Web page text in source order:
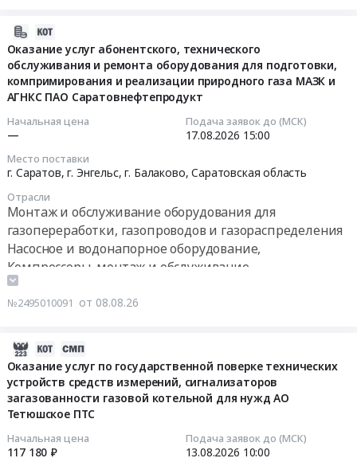
сигнализации, пожароохранных, контрольно-
пропускных систем и оборудования
Оказание услуг абонентского, технического
обслуживания и ремонта оборудования для подготовки,
компримирования и реализации природного газа МАЗК и
АГНКС ПАО Саратовнефтепродукт
Начальная цена
—
Подача заявок до (МСК)
17.08.2026 15:00
Место поставки
г. Саратов, г. Энгельс, г. Балаково,Саратовская область
Отрасли
Монтаж и обслуживание оборудования для
газопереработки, газопроводов и газораспределения
Насосное и водонапорное оборудование,
Компрессоры, монтаж и обслуживание
№2495010091 от 08.08.26
Оказание услуг по государственной поверке технических
устройств средств измерений, сигнализаторов
загазованности газовой котельной для нужд АО
Тетюшское ПТС
Начальная цена
117 180 ₽
Подача заявок до (МСК)
13.08.2026 10:00